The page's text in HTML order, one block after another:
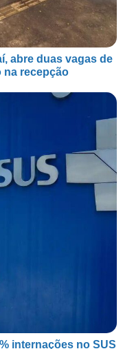
abre duas vagas de
na recepção
internações no SUS